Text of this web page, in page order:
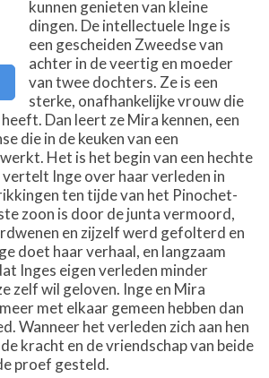
kunnen genieten van kleine
dingen. De intellectuele Inge is
een gescheiden Zweedse van
achter in de veertig en moeder
van twee dochters. Ze is een
sterke, onafhankelijke vrouw die
Dan leert ze Mira kennen, een
die in de keuken van een
Het is het begin van een hechte
Inge over haar verleden in
ten tijde van het Pinochet-
zoon is door de junta vermoord,
en zijzelf werd gefolterd en
doet haar verhaal, en langzaam
Inges eigen verleden minder
zelf wil geloven. Inge en Mira
met elkaar gemeen hebben dan
Wanneer het verleden zich aan hen
kracht en de vriendschap van beide
proef gesteld.